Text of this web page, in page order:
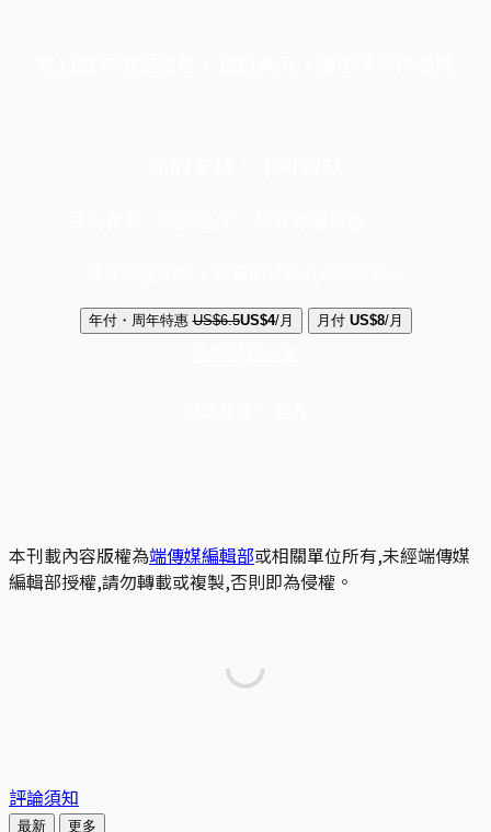
年付・周年特惠 US$6.5US$4/月 月付 US$8/月
本刊載內容版權為端傳媒編輯部或相關單位所有,未經端傳媒
編輯部授權,請勿轉載或複製,否則即為侵權。
評論須知
最新 更多